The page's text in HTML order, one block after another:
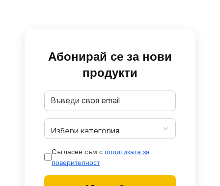
Абонирай се за нови
продукти
Съгласен съм с политиката за
поверителност